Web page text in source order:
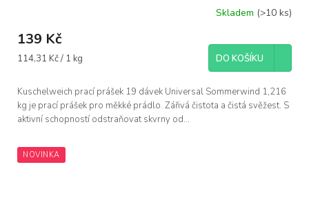
Skladem (>10 ks)
139 Kč
Měrná
114,31 Kč / 1 kg DO KOŠÍKU
Kuschelweich prací prášek 19 dávek Universal Sommerwind 1,216
kg je prací prášek pro měkké prádlo. Zářivá čistota a čistá svěžest. S
aktivní schopností odstraňovat skvrny od...
NOVINKA